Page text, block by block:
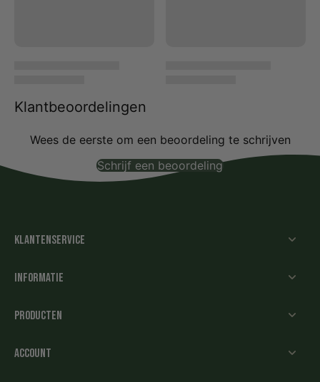
Klantbeoordelingen
Wees de eerste om een beoordeling te schrijven
Schrijf een beoordeling
Klantenservice
Informatie
Producten
Account